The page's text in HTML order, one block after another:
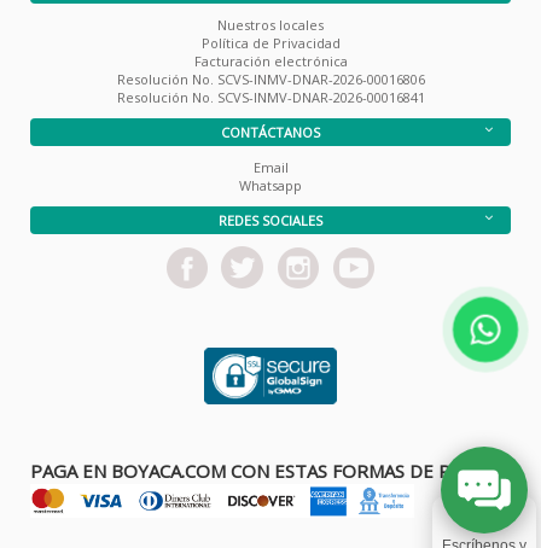
Nuestros locales
Política de Privacidad
Facturación electrónica
Resolución No. SCVS-INMV-DNAR-2026-00016806
Resolución No. SCVS-INMV-DNAR-2026-00016841
CONTÁCTANOS
Email
Whatsapp
REDES SOCIALES
PAGA EN BOYACA.COM CON ESTAS FORMAS DE PAGO